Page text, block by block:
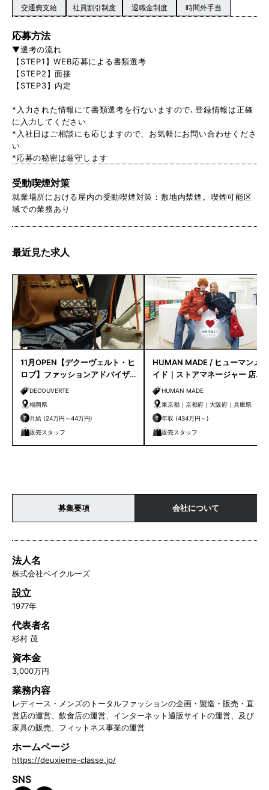
交通費支給 社員割引制度 退職金制度 時間外手当
応募方法
▼選考の流れ
【STEP1】WEB応募による書類選考
【STEP2】面接
【STEP3】内定
*入力された情報にて書類選考を行ないますので､登録情報は正確
に入力してください
*入社日はご相談にも応じますので、お気軽にお問い合わせくださ
い
*応募の秘密は厳守します
受動喫煙対策
就業場所における屋内の受動喫煙対策：敷地内禁煙。喫煙可能区
域での業務あり
最近見た求人
11月OPEN【デクーヴェルト・ヒ
ロブ】ファッションアドバイザ
ー｜天神店
DECOUVERTE
福岡県
月給 (24万円～44万円)
販売スタッフ
HUMAN MADE / ヒューマンメ
イド｜ストアマネージャー 店長
候補HUMAN MADE
東京都｜京都府｜大阪府｜兵庫県
年収 (434万円～)
販売スタッフ
募集要項 会社について
法人名
株式会社ベイクルーズ
設立
1977年
代表者名
杉村 茂
資本金
3,000万円
業務内容
レディース・メンズのトータルファッションの企画・製造・販売・直
営店の運営、飲食店の運営、インターネット通販サイトの運営、及び
家具の販売、フィットネス事業の運営
ホームページ
https://deuxieme-classe.jp/
SNS